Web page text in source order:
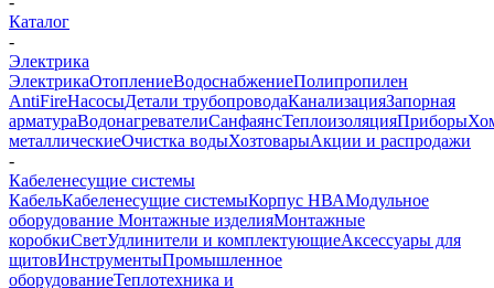
Каталог
-
Электрика
ЭлектрикаОтоплениеВодоснабжениеПолипропилен
AntiFireНасосыДетали трубопроводаКанализацияЗапорная
арматураВодонагревателиСанфаянсТеплоизоляцияПриборы
металлическиеОчистка водыХозтоварыАкции и распродажи
-
Кабеленесущие системы
КабельКабеленесущие системыКорпус НВАМодульное
оборудование Монтажные изделияМонтажные
коробкиСветУдлинители и комплектующиеАксессуары для
щитовИнструментыПромышленное
оборудованиеТеплотехника и